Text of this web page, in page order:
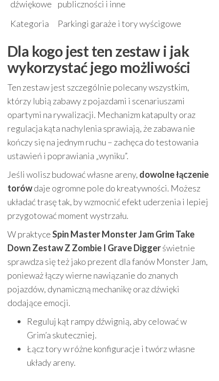
dźwiękowe
publiczności i inne
Kategoria
Parkingi garaże i tory wyścigowe
Dla kogo jest ten zestaw i jak
wykorzystać jego możliwości
Ten zestaw jest szczególnie polecany wszystkim,
którzy lubią zabawy z pojazdami i scenariuszami
opartymi na rywalizacji. Mechanizm katapulty oraz
regulacja kąta nachylenia sprawiają, że zabawa nie
kończy się na jednym ruchu – zachęca do testowania
ustawień i poprawiania „wyniku”.
Jeśli wolisz budować własne areny, dowolne łączenie
torówdaje ogromne pole do kreatywności. Możesz
układać trasę tak, by wzmocnić efekt uderzenia i lepiej
przygotować moment wystrzału.
W praktyceSpin Master Monster Jam Grim Take
Down Zestaw Z Zombie I Grave Diggerświetnie
sprawdza się też jako prezent dla fanów Monster Jam,
ponieważ łączy wierne nawiązanie do znanych
pojazdów, dynamiczną mechanikę oraz dźwięki
dodające emocji.
Reguluj kąt rampy dźwignią, aby celować w
Grim’a skuteczniej.
Łącz tory w różne konfiguracje i twórz własne
układy areny.